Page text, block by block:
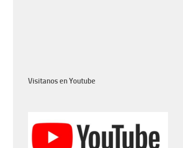
Visitanos en Youtube